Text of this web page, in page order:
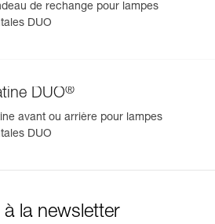
de rechange pour lampes
DUO
DUO®
avant ou arrière pour lampes
DUO
la newsletter